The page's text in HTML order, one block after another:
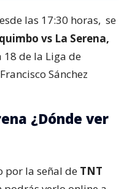
las 17:30 horas, se
vs La Serena,
de la Liga de
Sánchez
¿Dónde ver
por la señal de TNT